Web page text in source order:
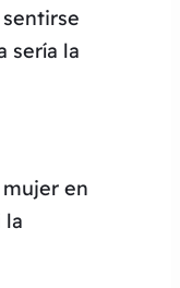
sería la
en
la